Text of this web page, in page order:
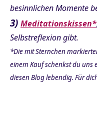
besinnlichen Momente
3) Meditationskissen*
Selbstreflexion gibt.
*Die mit Sternchen
einem Kauf schenkst du uns
diesen Blog lebendig. Für